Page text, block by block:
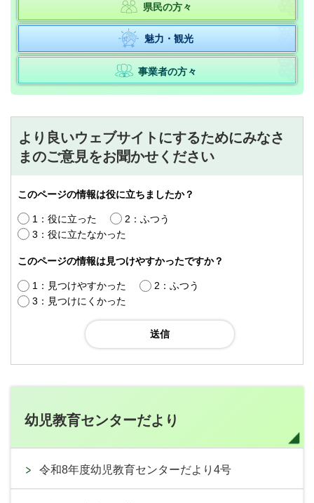
県民の方々
魅力・観光
事業者の方々
より良いウェブサイトにするためにみなさ
まのご意見をお聞かせください
このページの情報は役に立ちましたか？
1：役に立った
2：ふつう
3：役に立たなかった
このページの情報は見つけやすかったですか？
1：見つけやすかった
2：ふつう
3：見つけにくかった
幼児教育センターだより
令和8年度幼児教育センターだより4号